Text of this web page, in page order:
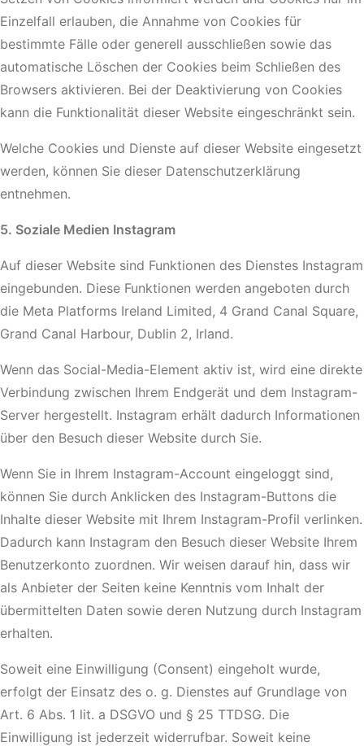
Einzelfall erlauben, die Annahme von Cookies für
bestimmte Fälle oder generell ausschließen sowie das
automatische Löschen der Cookies beim Schließen des
Browsers aktivieren. Bei der Deaktivierung von Cookies
kann die Funktionalität dieser Website eingeschränkt sein.
Welche Cookies und Dienste auf dieser Website eingesetzt
werden, können Sie dieser Datenschutzerklärung
entnehmen.
5. Soziale Medien Instagram
Auf dieser Website sind Funktionen des Dienstes Instagram
eingebunden. Diese Funktionen werden angeboten durch
die Meta Platforms Ireland Limited, 4 Grand Canal Square,
Grand Canal Harbour, Dublin 2, Irland.
Wenn das Social-Media-Element aktiv ist, wird eine direkte
Verbindung zwischen Ihrem Endgerät und dem Instagram-
Server hergestellt. Instagram erhält dadurch Informationen
über den Besuch dieser Website durch Sie.
Wenn Sie in Ihrem Instagram-Account eingeloggt sind,
können Sie durch Anklicken des Instagram-Buttons die
Inhalte dieser Website mit Ihrem Instagram-Profil verlinken.
Dadurch kann Instagram den Besuch dieser Website Ihrem
Benutzerkonto zuordnen. Wir weisen darauf hin, dass wir
als Anbieter der Seiten keine Kenntnis vom Inhalt der
übermittelten Daten sowie deren Nutzung durch Instagram
erhalten.
Soweit eine Einwilligung (Consent) eingeholt wurde,
erfolgt der Einsatz des o. g. Dienstes auf Grundlage von
Art. 6 Abs. 1 lit. a DSGVO und § 25 TTDSG. Die
Einwilligung ist jederzeit widerrufbar. Soweit keine